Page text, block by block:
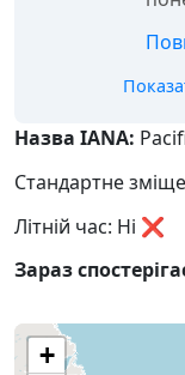
Назва IANA:
Стандартне
Літній час: Ні ❌
Зараз
+